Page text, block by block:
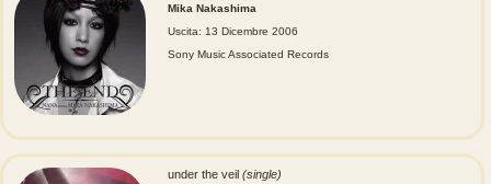
Mika Nakashima
Uscita: 13 Dicembre 2006
Sony Music Associated Records
under the veil (single)